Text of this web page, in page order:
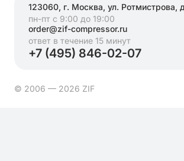
123060, г. Москва, ул. Ротмистрова,
пн-пт с 9:00 до 19:00
order@zif-compressor.ru
ответ в течение 15 минут
+7 (495) 846-02-07
© 2006 — 2026 ZIF